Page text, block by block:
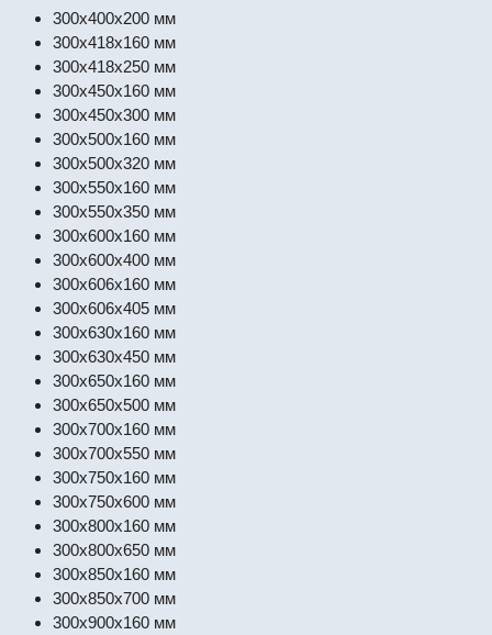
300x400x200 мм
300x418x160 мм
300x418x250 мм
300x450x160 мм
300x450x300 мм
300x500x160 мм
300x500x320 мм
300x550x160 мм
300x550x350 мм
300x600x160 мм
300x600x400 мм
300x606x160 мм
300x606x405 мм
300x630x160 мм
300x630x450 мм
300x650x160 мм
300x650x500 мм
300x700x160 мм
300x700x550 мм
300x750x160 мм
300x750x600 мм
300x800x160 мм
300x800x650 мм
300x850x160 мм
300x850x700 мм
300x900x160 мм